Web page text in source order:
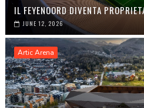
IL FEYENOORD DIVENTA
JUNE 12, 2026
Artic Arena